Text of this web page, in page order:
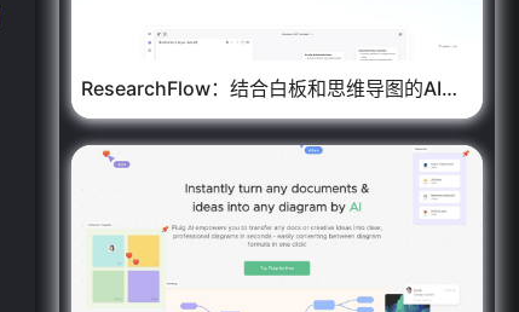
ResearchFlow：结合白板和思维导图的AI学术研究工具